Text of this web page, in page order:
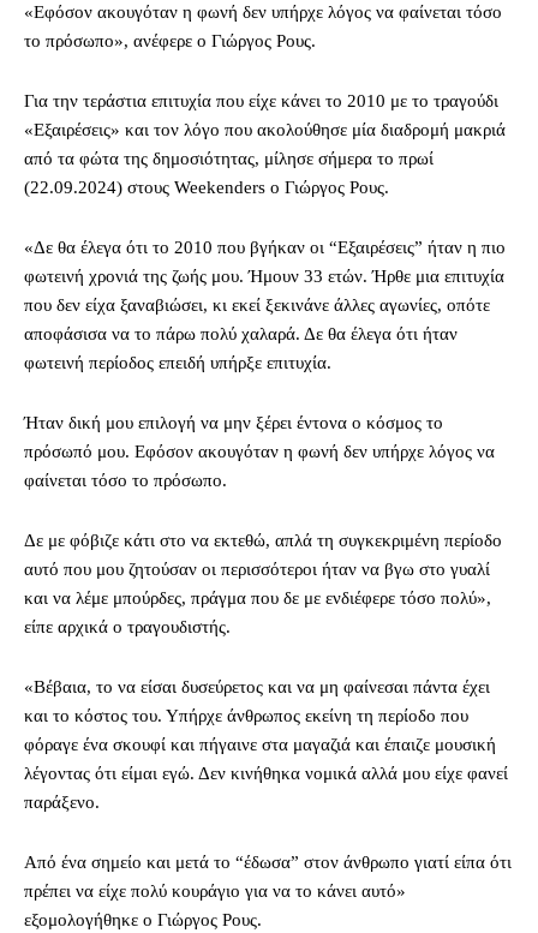
«Εφόσον ακουγόταν η φωνή δεν υπήρχε λόγος να φαίνεται τόσο
το πρόσωπο», ανέφερε ο Γιώργος Ρους.
Για την τεράστια επιτυχία που είχε κάνει το 2010 με το τραγούδι
«Εξαιρέσεις» και τον λόγο που ακολούθησε μία διαδρομή μακριά
από τα φώτα της δημοσιότητας, μίλησε σήμερα το πρωί
(22.09.2024) στους Weekenders ο Γιώργος Ρους.
«Δε θα έλεγα ότι το 2010 που βγήκαν οι “Εξαιρέσεις” ήταν η πιο
φωτεινή χρονιά της ζωής μου. Ήμουν 33 ετών. Ήρθε μια επιτυχία
που δεν είχα ξαναβιώσει, κι εκεί ξεκινάνε άλλες αγωνίες, οπότε
αποφάσισα να το πάρω πολύ χαλαρά. Δε θα έλεγα ότι ήταν
φωτεινή περίοδος επειδή υπήρξε επιτυχία.
Ήταν δική μου επιλογή να μην ξέρει έντονα ο κόσμος το
πρόσωπό μου. Εφόσον ακουγόταν η φωνή δεν υπήρχε λόγος να
φαίνεται τόσο το πρόσωπο.
Δε με φόβιζε κάτι στο να εκτεθώ, απλά τη συγκεκριμένη περίοδο
αυτό που μου ζητούσαν οι περισσότεροι ήταν να βγω στο γυαλί
και να λέμε μπούρδες, πράγμα που δε με ενδιέφερε τόσο πολύ»,
είπε αρχικά ο τραγουδιστής.
«Βέβαια, το να είσαι δυσεύρετος και να μη φαίνεσαι πάντα έχει
και το κόστος του. Υπήρχε άνθρωπος εκείνη τη περίοδο που
φόραγε ένα σκουφί και πήγαινε στα μαγαζιά και έπαιζε μουσική
λέγοντας ότι είμαι εγώ. Δεν κινήθηκα νομικά αλλά μου είχε φανεί
παράξενο.
Από ένα σημείο και μετά το “έδωσα” στον άνθρωπο γιατί είπα ότι
πρέπει να είχε πολύ κουράγιο για να το κάνει αυτό»
εξομολογήθηκε ο Γιώργος Ρους.